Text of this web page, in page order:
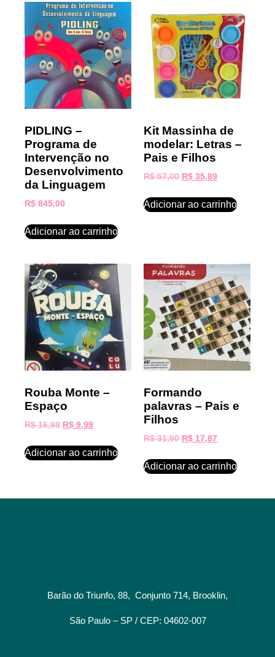
PIDLING –
Programa de
Intervenção no
Desenvolvimento
da Linguagem
R$ 845,00
Adicionar ao carrinho
Kit Massinha de
modelar: Letras –
Pais e Filhos
R$57,00 R$ 35,89
Adicionar ao carrinho
Rouba Monte –
Espaço
R$16,98 R$ 9,99
Adicionar ao carrinho
Formando
palavras – Pais e
Filhos
R$31,90 R$ 17,87
Adicionar ao carrinho
Barão do Triunfo, 88, Conjunto 714, Brooklin,
São Paulo – SP / CEP: 04602-007